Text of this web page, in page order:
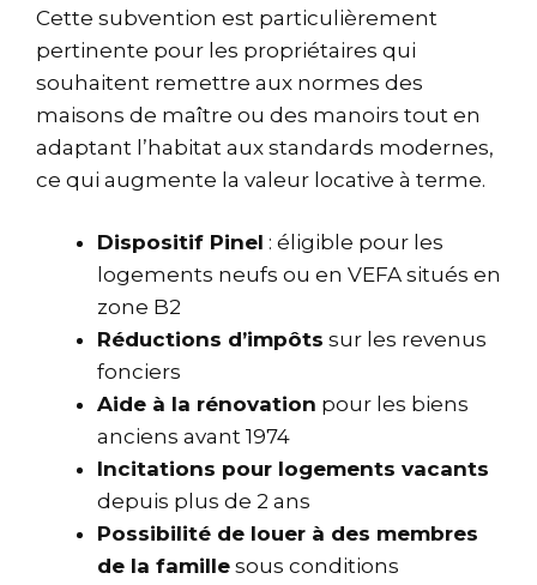
Cette subvention est particulièrement
pertinente pour les propriétaires qui
souhaitent remettre aux normes des
maisons de maître ou des manoirs tout en
adaptant l’habitat aux standards modernes,
ce qui augmente la valeur locative à terme.
Dispositif Pinel : éligible pour les
logements neufs ou en VEFA situés en
zone B2
Réductions d’impôts sur les revenus
fonciers
Aide à la rénovation pour les biens
anciens avant 1974
Incitations pour logements vacants
depuis plus de 2 ans
Possibilité de louer à des membres
de la famille sous conditions